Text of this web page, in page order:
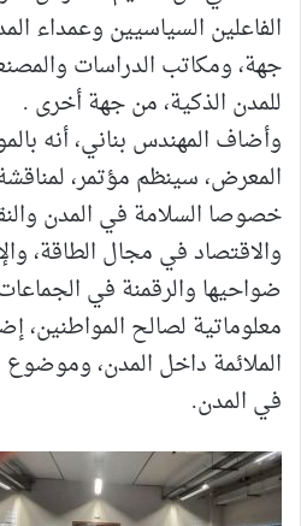
الفاعلين السياسيين وعمداء
جهة، ومكاتب الدراسات
للمدن الذكية، من جهة أخرى .
وأضاف المهندس بناني، أنه
المعرض، سينظم مؤتمر،
خصوصا السلامة في المدن
والاقتصاد في مجال الطاقة،
ضواحيها والرقمنة في
معلوماتية لصالح المواطنين،
الملائمة داخل المدن، وموضوع
في المدن.